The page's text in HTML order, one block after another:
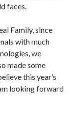
faces.
Family, since
with much
we
made some
this year’s
looking forward